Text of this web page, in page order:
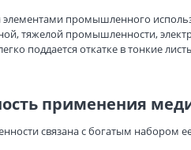
промышленного
тяжелой промышленности,
поддается откатке в тонкие
применения
связана с богатым набором